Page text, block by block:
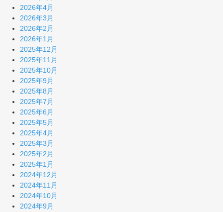
2026年4月
2026年3月
2026年2月
2026年1月
2025年12月
2025年11月
2025年10月
2025年9月
2025年8月
2025年7月
2025年6月
2025年5月
2025年4月
2025年3月
2025年2月
2025年1月
2024年12月
2024年11月
2024年10月
2024年9月